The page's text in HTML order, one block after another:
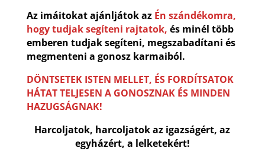
Az imáitokat ajánljátok azÉn szándékomra,
hogy tudjak segíteni rajtatok, és minél több
emberen tudjak segíteni, megszabadítani és
megmenteni a gonosz karmaiból.
DÖNTSETEK ISTEN MELLET, ÉS FORDÍTSATOK
HÁTAT TELJESEN A GONOSZNAK ÉS MINDEN
HAZUGSÁGNAK!
Harcoljatok, harcoljatok az igazságért, az
egyházért, a lelketekért!